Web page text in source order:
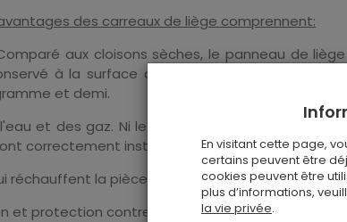
des carreaux de liège comprennent:
aux cloisons sèches, le panneau de
à la surface de l'eau. Un mètre carré et
et demi.
et des gaz. Ni le premier ni le deuxième
correctement installés et traités.
réchauffent la pièce.
et protection contre les vibrations excessives.
En visitant cette page,
certains peuvent être
cookies peuvent être
plus d’informations,
la vie privée.